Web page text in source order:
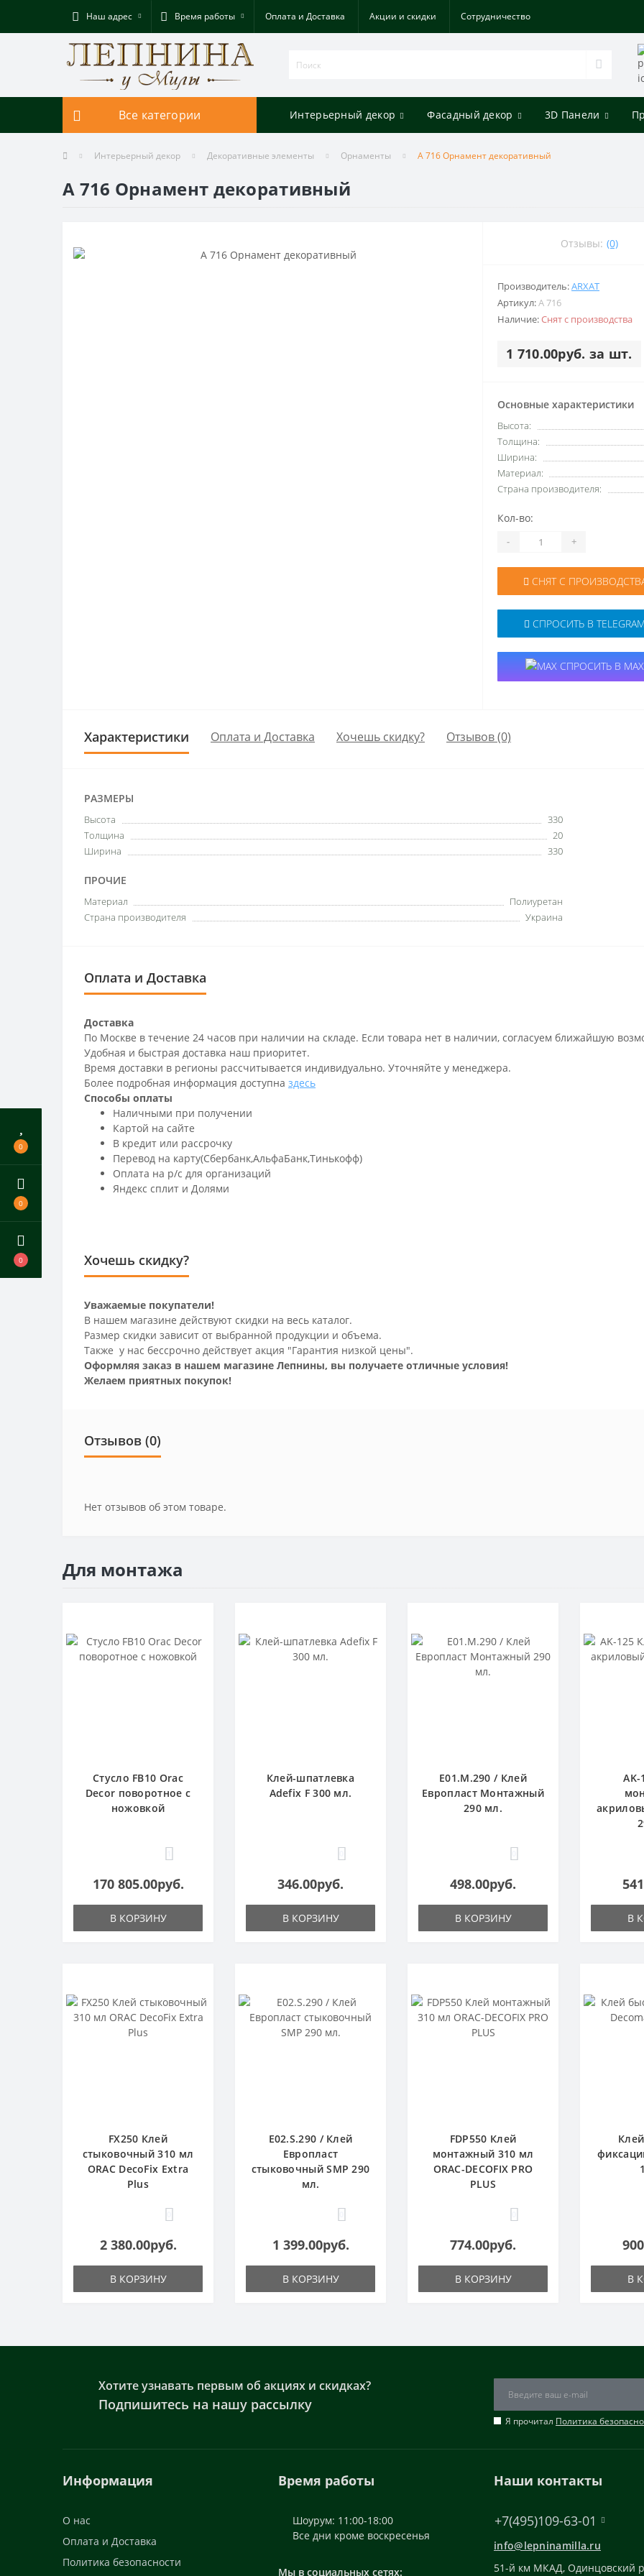
0
0
0
Наш адрес Время работы Оплата и Доставка Акции и скидки Cотрудничество
Все категории Интерьерный декор Фасадный декор 3D Панели
Интерьерный декор Декоративные элементы Орнаменты A 716 Орнамент декоративный
A 716 Орнамент декоративный
Отзывы: (0)
Производитель:ARXAT
Артикул:A 716
Наличие:Снят с производства
1 710.00руб. за шт.
Основные характеристики
Высота:
Толщина:
Ширина:
Материал:
Страна производителя:
Кол-во:
- +
СНЯТ С
СПРОСИТЬ В TELEGRAM
СПРОСИТЬ В MAX
Характеристики Оплата и Доставка Хочешь скидку? Отзывов (0)
РАЗМЕРЫ
Высота
330
Толщина
20
Ширина
330
ПРОЧИЕ
Материал
Полиуретан
Страна производителя
Украина
Оплата и Доставка
Доставка
По Москве в течение 24 часов при наличии на складе. Если товара нет в наличии, согласуем ближайшую
Удобная и быстрая доставка наш приоритет.
Время доставки в регионы рассчитывается индивидуально. Уточняйте у менеджера.
Более подробная информация доступна здесь
Способы оплаты
Наличными при получении
Картой на сайте
В кредит или рассрочку
Перевод на карту(Сбербанк,АльфаБанк,Тинькофф)
Оплата на р/c для организаций
Яндекс сплит и Долями
Хочешь скидку?
Уважаемые покупатели!
В нашем магазине действуют скидки на весь каталог.
Размер скидки зависит от выбранной продукции и объема.
Также у нас бессрочно действует акция "Гарантия низкой цены".
Оформляя заказ в нашем магазине Лепнины, вы получаете отличные условия!
Желаем приятных покупок!
Отзывов (0)
Нет отзывов об этом товаре.
Для монтажа
Стусло FB10 Orac
Decor поворотное с
ножовкой
170 805.00руб.
В КОРЗИНУ
Клей-шпатлевка
Adefix F 300 мл.
346.00руб.
В КОРЗИНУ
E01.M.290 / Клей
Европласт Монтажный
290 мл.
498.00руб.
В КОРЗИНУ В
FX250 Клей
стыковочный 310 мл
ORAC DecoFix Extra
Plus
2 380.00руб.
В КОРЗИНУ
E02.S.290 / Клей
Европласт
стыковочный SMP 290
мл.
1 399.00руб.
В КОРЗИНУ
FDP550 Клей
монтажный 310 мл
ORAC-DECOFIX PRO
PLUS
774.00руб.
В КОРЗИНУ В
Хотите узнавать первым об акциях и скидках?
Подпишитесь на нашу рассылку
Я прочитал Политика
Информация
О нас
Оплата и Доставка
Политика безопасности
Время работы
Шоурум: 11:00-18:00
Все дни кроме воскресенья
Мы в социальных сетях:
Наши контакты
+7(495)109-63-01
info@lepninamilla.ru
51-й км МКАД, Одинцовский